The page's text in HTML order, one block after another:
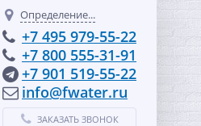
Определение...
+7 495 979-55-22
+7 800 555-31-91
+7 901 519-55-22
info@fwater.ru
ЗАКАЗАТЬ ЗВОНОК